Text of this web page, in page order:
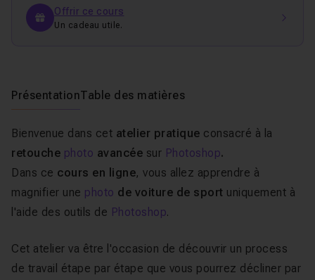
Offrir ce cours
Un cadeau utile.
PrésentationTable des matières
Bienvenue dans cet atelier pratique consacré à la
retouche photo avancée sur Photoshop.
Dans ce cours en ligne, vous allez apprendre à
magnifier une photo de voiture de sport uniquement à
l'aide des outils de Photoshop.
Cet atelier va être l'occasion de découvrir un process
de travail étape par étape que vous pourrez décliner par